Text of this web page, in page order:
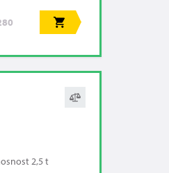
2,5 t